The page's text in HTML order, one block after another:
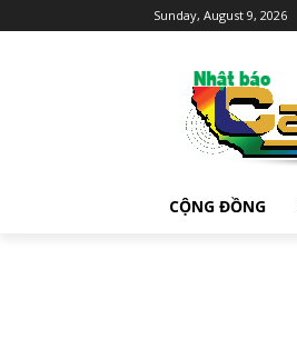
Sunday, August 9, 2026
CỘNG ĐỒNG